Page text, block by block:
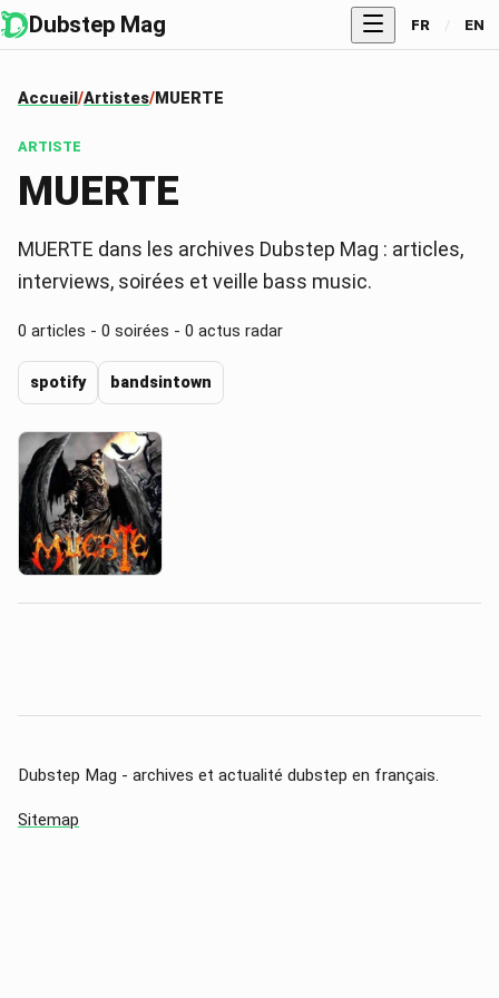
Dubstep Mag FR / EN
Accueil Artistes MUERTE
ARTISTE
MUERTE
MUERTE dans les archives Dubstep Mag : articles,
interviews, soirées et veille bass music.
0 articles - 0 soirées - 0 actus radar
spotify bandsintown
Dubstep Mag - archives et actualité dubstep en français.
Sitemap